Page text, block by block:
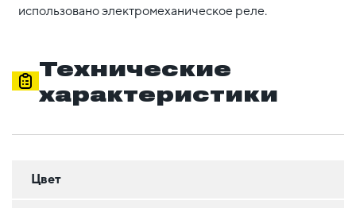
использовано электромеханическое реле.
Технические
характеристики
Цвет